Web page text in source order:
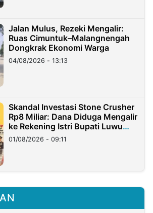
Jalan Mulus, Rezeki Mengalir:
Ruas Cimuntuk–Malangnengah
Dongkrak Ekonomi Warga
04/08/2026 - 13:13
Skandal Investasi Stone Crusher
Rp8 Miliar: Dana Diduga Mengalir
ke Rekening Istri Bupati Luwu
Timur
01/08/2026 - 09:11